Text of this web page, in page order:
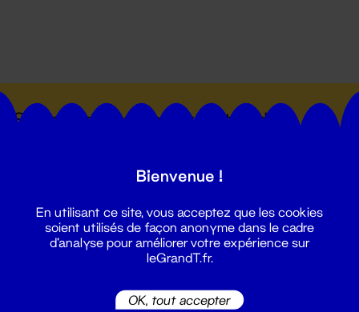
Suivez toutes les actualités du
Bienvenue !
En utilisant ce site, vous acceptez que les cookies
soient utilisés de façon anonyme dans le cadre
d'analyse pour améliorer votre expérience sur
leGrandT.fr.
OK, tout accepter